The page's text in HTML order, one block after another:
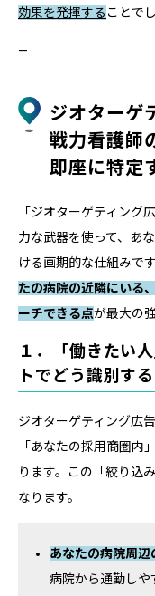
効果を発揮する ことで
—
ジオターゲ
戦力看護師
即座に特定
「ジオターゲティング
力な武器を使って、あ
ける画期的な仕組みで
たの病院の近隣にいる
ーチできる点が最大の
１．「働きたい
トでどう識別す
ジオターゲティング広
「あなたの採用商圏内
ります。この「絞り込
なります。
あなたの病院周辺
病院から通勤しや